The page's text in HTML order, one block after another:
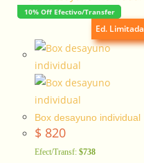
10% Off Efectivo/Transfer
Ed. Limitada
Box desayuno individual
$ 820
Efect/Transf: $738